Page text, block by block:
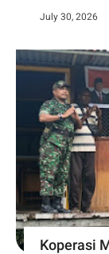
July 30, 2026
Koperasi